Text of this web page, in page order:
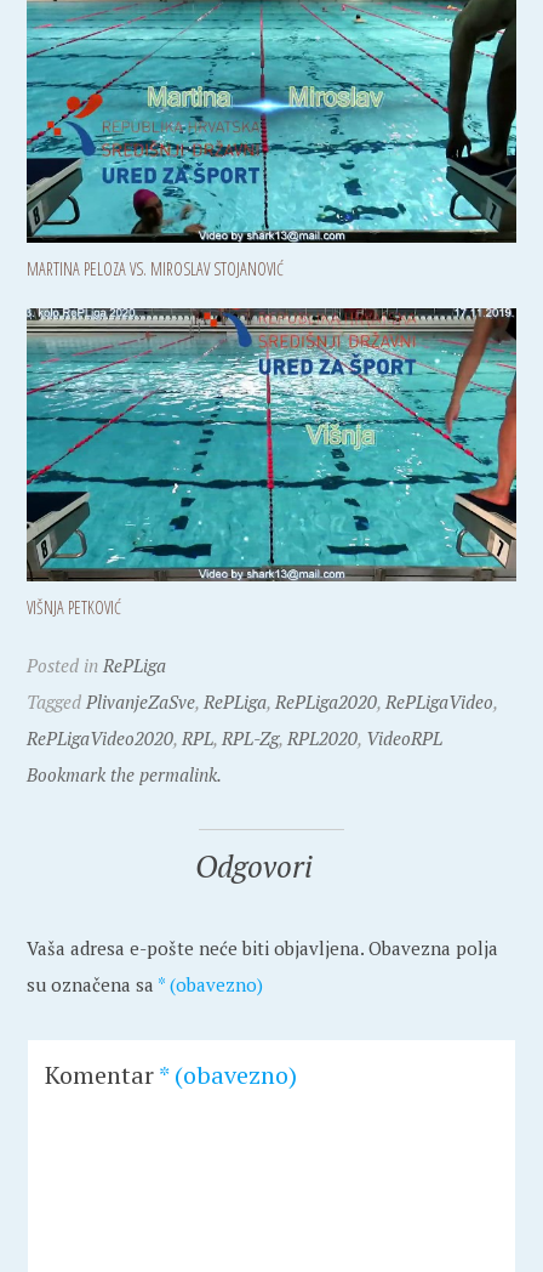
MARTINA PELOZA VS. MIROSLAV STOJANOVIĆ
VIŠNJA PETKOVIĆ
Posted in RePLiga
Tagged PlivanjeZaSve, RePLiga, RePLiga2020, RePLigaVideo,
RePLigaVideo2020, RPL, RPL-Zg, RPL2020, VideoRPL
Bookmark the permalink.
Odgovori
Vaša adresa e-pošte neće biti objavljena. Obavezna polja
su označena sa * (obavezno)
Komentar* (obavezno)